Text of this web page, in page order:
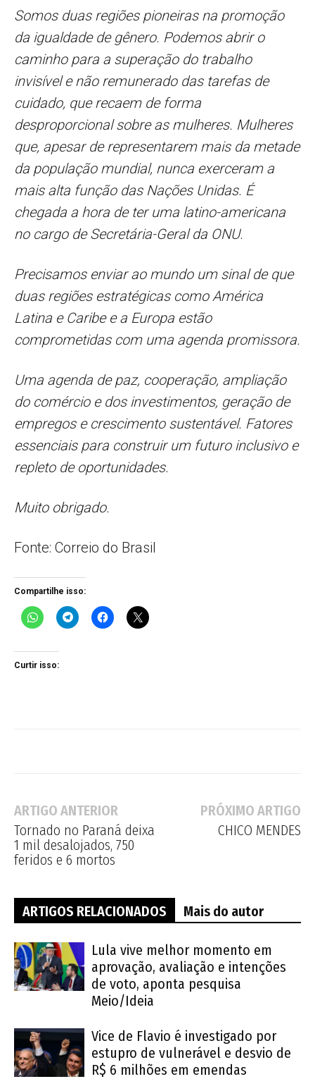
Somos duas regiões pioneiras na promoção
da igualdade de gênero. Podemos abrir o
caminho para a superação do trabalho
invisível e não remunerado das tarefas de
cuidado, que recaem de forma
desproporcional sobre as mulheres. Mulheres
que, apesar de representarem mais da metade
da população mundial, nunca exerceram a
mais alta função das Nações Unidas. É
chegada a hora de ter uma latino-americana
no cargo de Secretária-Geral da ONU.
Precisamos enviar ao mundo um sinal de que
duas regiões estratégicas como América
Latina e Caribe e a Europa estão
comprometidas com uma agenda promissora.
Uma agenda de paz, cooperação, ampliação
do comércio e dos investimentos, geração de
empregos e crescimento sustentável. Fatores
essenciais para construir um futuro inclusivo e
repleto de oportunidades.
Muito obrigado.
Fonte: Correio do Brasil
Compartilhe isso:
Curtir isso:
ARTIGO ANTERIOR
Tornado no Paraná deixa
1 mil desalojados, 750
feridos e 6 mortos
PRÓXIMO ARTIGO
CHICO MENDES
ARTIGOS RELACIONADOS Mais do autor
Lula vive melhor momento em
aprovação, avaliação e intenções
de voto, aponta pesquisa
Meio/Ideia
Vice de Flavio é investigado por
estupro de vulnerável e desvio de
R$ 6 milhões em emendas